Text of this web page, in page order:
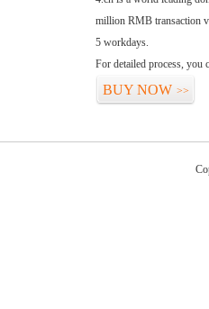
million RMB transaction
5 workdays.
For detailed process, you
BUY NOW >>